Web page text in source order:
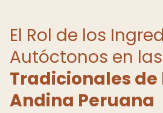
El Rol de los
Autóctonos en las
Tradicionales de
Andina Peruana